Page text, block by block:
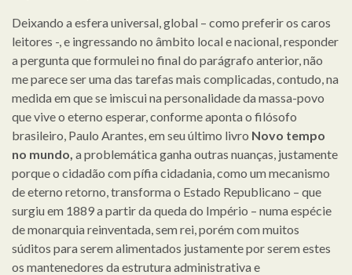
Deixando a esfera universal, global – como preferir os caros
leitores -, e ingressando no âmbito local e nacional, responder
a pergunta que formulei no final do parágrafo anterior, não
me parece ser uma das tarefas mais complicadas, contudo, na
medida em que se imiscui na personalidade da massa-povo
que vive o eterno esperar, conforme aponta o filósofo
brasileiro, Paulo Arantes, em seu último livro Novo tempo
no mundo, a problemática ganha outras nuanças, justamente
porque o cidadão com pífia cidadania, como um mecanismo
de eterno retorno, transforma o Estado Republicano – que
surgiu em 1889 a partir da queda do Império – numa espécie
de monarquia reinventada, sem rei, porém com muitos
súditos para serem alimentados justamente por serem estes
os mantenedores da estrutura administrativa e